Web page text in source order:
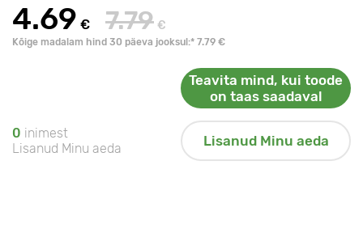
4.69 € 7.79 €
Kõige madalam hind 30 päeva jooksul:* 7.79 €
Teavita mind, kui toode
on taas saadaval
0 inimest
Lisanud Minu aeda
Lisanud Minu aeda